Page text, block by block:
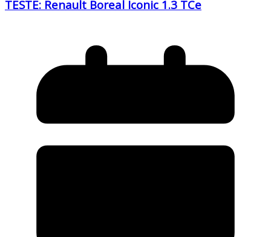
TESTE: Renault Boreal Iconic 1.3 TCe